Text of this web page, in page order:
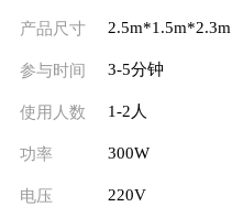
产品尺寸 2.5m*1.5m*2.3m
参与时间 3-5分钟
使用人数 1-2人
功率 300W
电压 220V